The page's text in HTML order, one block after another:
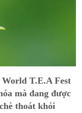
T.E.A Fest
mà đang được
thoát khỏi